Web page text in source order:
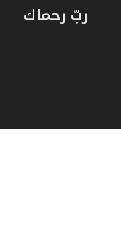
ربّ رحماك